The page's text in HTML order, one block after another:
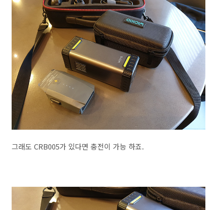
그래도 CRB005가 있다면 충전이 가능 하죠.